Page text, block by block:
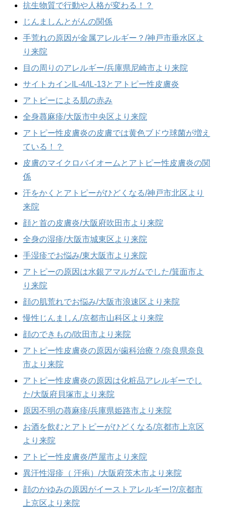
抗生物質で行動や人格が変わる！？
じんましんとがんの関係
手荒れの原因が金属アレルギー？/神戸市垂水区よ
り来院
目の周りのアレルギー/兵庫県尼崎市より来院
サイトカインIL-4/IL-13とアトピー性皮膚炎
アトピーによる肌の赤み
全身蕁麻疹/大阪市中央区より来院
アトピー性皮膚炎の皮膚では黄色ブドウ球菌が増え
ている！？
皮膚のマイクロバイオームとアトピー性皮膚炎の関
係
汗をかくとアトピーがひどくなる/神戸市北区より
来院
顔と首の皮膚炎/大阪府吹田市より来院
全身の湿疹/大阪市城東区より来院
手湿疹でお悩み/東大阪市より来院
アトピーの原因は水銀アマルガムでした/箕面市よ
り来院
顔の肌荒れでお悩み/大阪市浪速区より来院
慢性じんましん/京都市山科区より来院
顔のできもの/吹田市より来院
アトピー性皮膚炎の原因が歯科治療？/奈良県奈良
市より来院
アトピー性皮膚炎の原因は化粧品アレルギーでし
た/大阪府貝塚市より来院
原因不明の蕁麻疹/兵庫県姫路市より来院
お酒を飲むとアトピーがひどくなる/京都市上京区
より来院
アトピー性皮膚炎/芦屋市より来院
異汗性湿疹（ 汗疱）/大阪府茨木市より来院
顔のかゆみの原因がイーストアレルギー!?/京都市
上京区より来院